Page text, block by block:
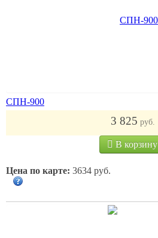
СПН-900
3 825 руб.
В корзину
Цена по карте: 3634 руб.